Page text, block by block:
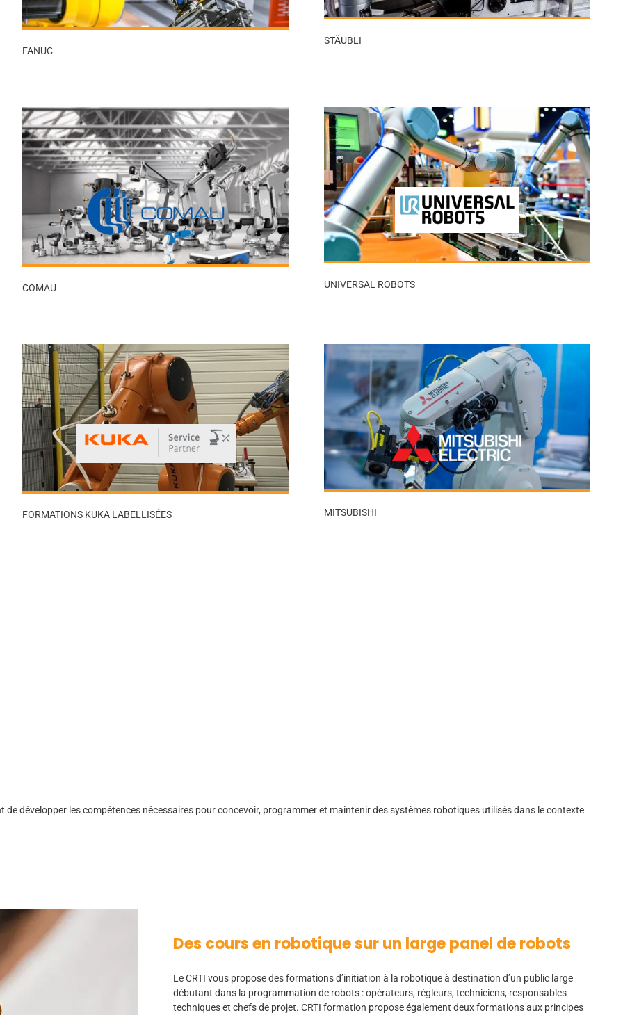
FANUC
STÄUBLI
COMAU UNIVERSAL ROBOTS
FORMATIONS KUKA LABELLISÉES MITSUBISHI
développer les compétences nécessaires pour concevoir, programmer et maintenir des systèmes robotiques utilisés dans le contexte
Des cours en robotique sur un large panel de robots
Le CRTI vous propose des formations d’initiation à la robotique à destination d’un public large
débutant dans la programmation de robots : opérateurs, régleurs, techniciens, responsables
techniques et chefs de projet. CRTI formation propose également deux formations aux principes